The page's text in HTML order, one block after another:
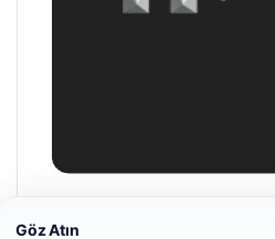
Enes Kaplan Avukatlık Bürosu
Göz Atın